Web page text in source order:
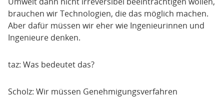
brauchen wir Technologien, die das möglich machen.
Aber dafür müssen wir eher wie Ingenieurinnen und
Ingenieure denken.
taz: Was bedeutet das?
Scholz: Wir müssen Genehmigungsverfahren